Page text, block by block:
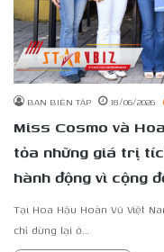
BAN BIÊN TẬP 18/06/2026
Miss Cosmo và
tỏa những giá trị
hành động vì cộng
Tại Hoa Hậu Hoàn Vũ Việt
chỉ dừng lại ở…